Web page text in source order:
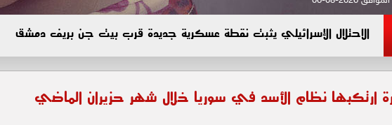
الاحتلال الإسرائيلي يثبت نقطة عسكرية جديدة قرب بيت جن بريف دمشق
ارتكبها نظام الأسد في سوريا خلال شهر حزيران الماضي